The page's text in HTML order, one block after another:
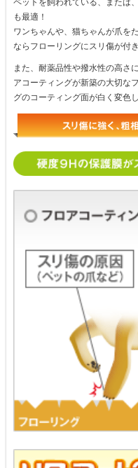
も最適！
ワンちゃんや、猫ちゃんが爪を
ならフローリングにスリ傷が付
また、耐薬品性や撥水性の高さ
アコーティングが新築の大切な
グのコーティング面が白く変色